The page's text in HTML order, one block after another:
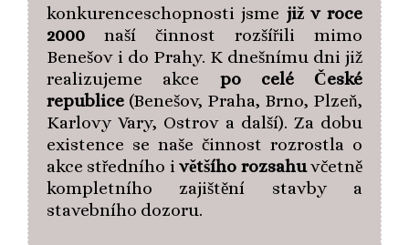
konkurenceschopnosti jsme již v roce
2000 naší činnost rozšířili mimo
Benešov i do Prahy. K dnešnímu dni již
realizujeme akce po celé České
republice (Benešov, Praha, Brno, Plzeň,
Karlovy Vary, Ostrov a další). Za dobu
existence se naše činnost rozrostla o
akce středního i většího rozsahuvčetně
kompletního zajištění stavby a
stavebního dozoru.